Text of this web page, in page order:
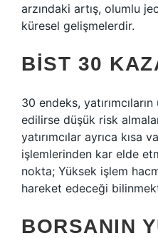
arzındaki artış, olumlu
küresel gelişmelerdir.
BIST 30
30 endeks,
edilirse düşük risk
yatırımcılar ayrıca kısa
işlemlerinden kar elde
nokta; Yüksek işlem
hareket edeceği
BORSANIN